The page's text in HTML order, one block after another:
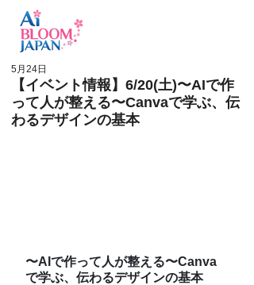
【イベント情報】6/20(土)〜AIで作
って人が整える〜Canvaで学ぶ、伝
わるデザインの基本
5月24日
〜AIで作って人が整える〜Canva
で学ぶ、伝わるデザインの基本